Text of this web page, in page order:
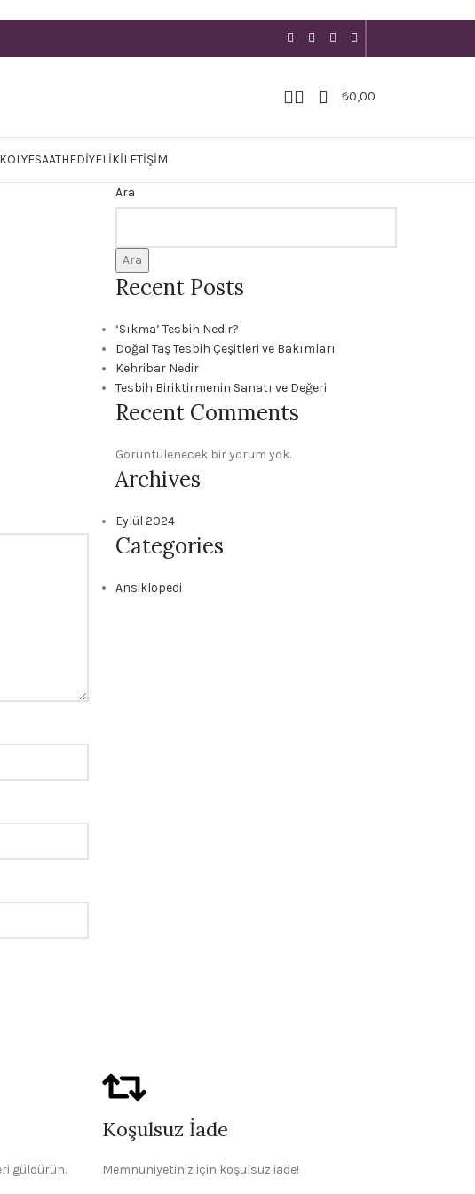
₺0,00
SAATHEDIYELIKİLETIŞIM
Ara
Ara
Recent Posts
‘Sıkma’ Tesbih Nedir?
Doğal Taş Tesbih Çeşitleri ve Bakımları
Kehribar Nedir
Tesbih Biriktirmenin Sanatı ve Değeri
Recent Comments
Görüntülenecek bir yorum yok.
Archives
Eylül 2024
Categories
Ansiklopedi
güldürün.
Koşulsuz İade
Memnuniyetiniz için koşulsuz iade!